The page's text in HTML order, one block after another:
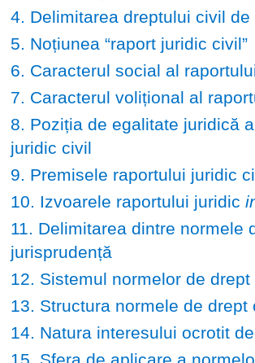
4. Delimitarea dreptului civil
5. Noțiunea “raport juridic civil”
6. Caracterul social al
7. Caracterul volițional al
8. Poziția de egalitate juridică
juridic civil
9. Premisele raportului juridic
10. Izvoarele raportului juridic
11. Delimitarea dintre normele
jurisprudență
12. Sistemul normelor de drept
13. Structura normele de drept
14. Natura interesului ocrotit
15. Sfera de aplicare a